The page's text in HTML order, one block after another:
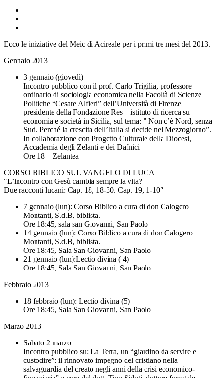
Ecco le iniziative del Meic di Acireale per i primi tre mesi del 2013.
Gennaio 2013
3 gennaio (giovedì)
Incontro pubblico con il prof. Carlo Trigilia, professore
ordinario di sociologia economica nella Facoltà di Scienze
Politiche “Cesare Alfieri” dell’Università di Firenze,
presidente della Fondazione Res – istituto di ricerca su
economia e società in Sicilia, sul tema: ” Non c’è Nord, senza
Sud. Perché la crescita dell’Italia si decide nel Mezzogiorno”.
In collaborazione con Progetto Culturale della Diocesi,
Accademia degli Zelanti e dei Dafnici
Ore 18 – Zelantea
CORSO BIBLICO SUL VANGELO DI LUCA
“L’incontro con Gesù cambia sempre la vita?
Due racconti lucani: Cap. 18, 18-30. Cap. 19, 1-10″
7 gennaio (lun): Corso Biblico a cura di don Calogero
Montanti, S.d.B, biblista.
Ore 18:45, sala san Giovanni, San Paolo
14 gennaio (lun): Corso Biblico a cura di don Calogero
Montanti, S.d.B, biblista.
Ore 18:45, Sala San Giovanni, San Paolo
21 gennaio (lun):Lectio divina ( 4)
Ore 18:45, Sala San Giovanni, San Paolo
Febbraio 2013
18 febbraio (lun): Lectio divina (5)
Ore 18:45, Sala San Giovanni, San Paolo
Marzo 2013
Sabato 2 marzo
Incontro pubblico su: La Terra, un “giardino da servire e
custodire”: il rinnovato impegno del cristiano nella
salvaguardia del creato negli anni della crisi economico-